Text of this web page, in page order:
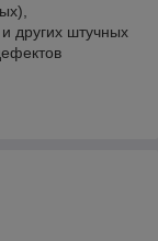
других штучных